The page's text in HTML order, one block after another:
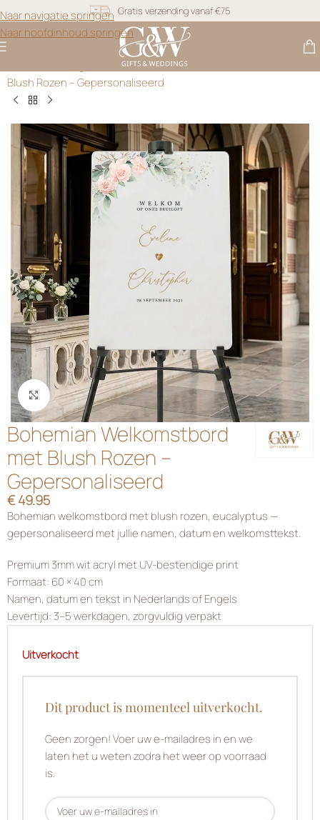
Naar navigatie springen
Naar hoofdinhoud springen
Snel geleverd
Gratis personalisatie
Diversen>Bohemian Welkomstbord met
Blush Rozen – Gepersonaliseerd
Klik om te vergroten
Bohemian Welkomstbord
met Blush Rozen –
Gepersonaliseerd
€ 49.95
Bohemian welkomstbord met blush rozen, eucalyptus —
gepersonaliseerd met jullie namen, datum en welkomsttekst.
Premium 3mm wit acryl met UV-bestendige print
Formaat: 60 × 40 cm
Namen, datum en tekst in Nederlands of Engels
Levertijd: 3–5 werkdagen, zorgvuldig verpakt
Uitverkocht
Dit product is momenteel uitverkocht.
Geen zorgen! Voer uw e-mailadres in en we
laten het u weten zodra het weer op voorraad
is.